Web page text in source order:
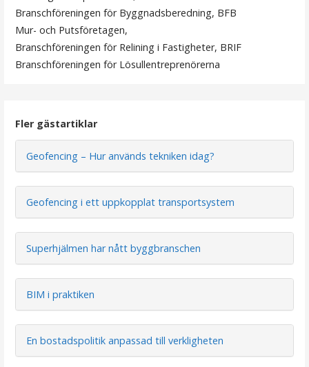
n
g
n
g
Branschföreningen för Byggnadsberedning, BFB
Mur- och Putsföretagen,
Branschföreningen för Relining i Fastigheter, BRIF
Branschföreningen för Lösullentreprenörerna
Fler gästartiklar
Geofencing – Hur används tekniken idag?
Geofencing i ett uppkopplat transportsystem
Superhjälmen har nått byggbranschen
BIM i praktiken
En bostadspolitik anpassad till verkligheten